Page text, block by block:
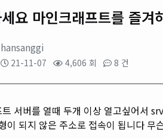
요 마인크래프트를 즐겨
hansanggi
21-11-07 4,606 회 8 건
서버를 열때 두개 이상 열고싶어서
이 되지 않은 주소로 접속이 됩니다 무